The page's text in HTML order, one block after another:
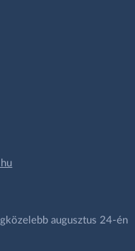
augusztus 24-én